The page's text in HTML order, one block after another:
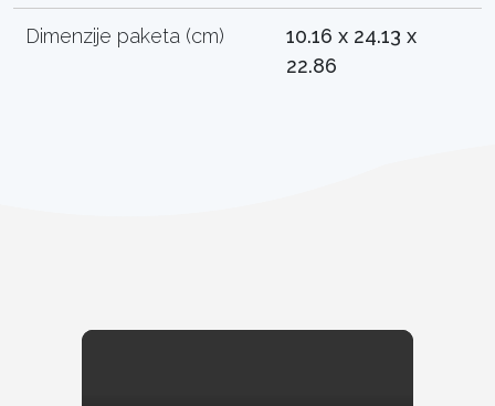
Dimenzije paketa (cm)
10.16 x 24.13 x
22.86